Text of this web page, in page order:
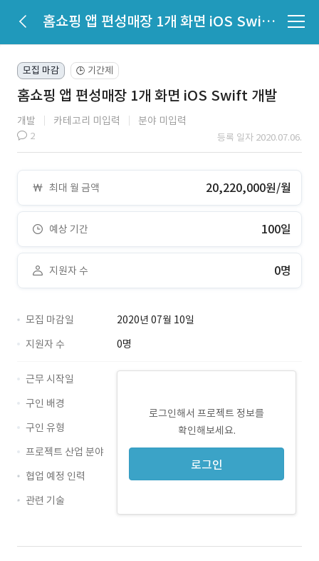
홈쇼핑 앱 편성매장 1개 화면 iOS Swift 개발
모집 마감 🕒 기간제
홈쇼핑 앱 편성매장 1개 화면 iOS Swift 개발
개발 카테고리 미입력 분야 미입력
2 등록 일자 2020.07.06.
최대 월 금액 20,220,000원/월
예상 기간 100일
지원자 수 0명
모집 마감일
2020년 07월 10일
지원자 수
0명
로그인해서 프로젝트 정보를
확인해보세요.
로그인
근무 시작일
구인 배경
구인 유형
프로젝트 산업 분야
협업 예정 인력
관련 기술